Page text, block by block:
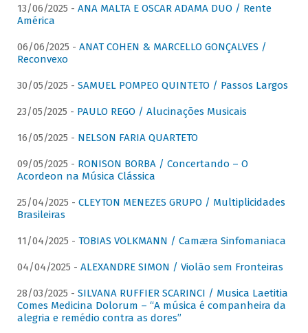
13/06/2025 - ANA MALTA E OSCAR ADAMA DUO / Rente
América
06/06/2025 - ANAT COHEN & MARCELLO GONÇALVES /
Reconvexo
30/05/2025 - SAMUEL POMPEO QUINTETO / Passos Largos
23/05/2025 - PAULO REGO / Alucinações Musicais
16/05/2025 - NELSON FARIA QUARTETO
09/05/2025 - RONISON BORBA / Concertando – O
Acordeon na Música Clássica
25/04/2025 - CLEYTON MENEZES GRUPO / Multiplicidades
Brasileiras
11/04/2025 - TOBIAS VOLKMANN / Camæra Sinfomaniaca
04/04/2025 - ALEXANDRE SIMON / Violão sem Fronteiras
28/03/2025 - SILVANA RUFFIER SCARINCI / Musica Laetitia
Comes Medicina Dolorum – “A música é companheira da
alegria e remédio contra as dores”